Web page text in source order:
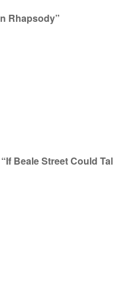
Rhapsody”
Beale Street Could